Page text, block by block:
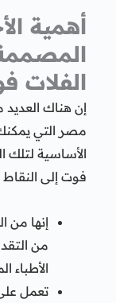
أهمية
الفلات
إن هناك
مصر التي
الأساسية لتلك
فوت إلى النقاط
إنها من
من
تعمل